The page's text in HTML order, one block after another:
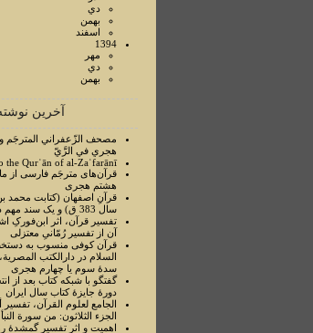
دي
بهمن
اسفند
1394
مهر
دي
بهمن
آخرین
هجري في الرَّيّ
the Qurʾān of al-Zaʿfarānī
قرآن‌های مترجَم فارسی از
هشتم هجری
قرآنِ اصفهان (کتابت محمد
سال 383 ق) و یک سند مهم در پایان آن
تفسیر قرآن، اثر ابن‌فورکِ
آن از تفسیر رُمّانیِ معتزلی
قرآن کوفی منسوب به
السلام در دارالکتب
سدۀ سوم یا چهارم هجری
گفتگو با شبکه کتاب بعد از
دورۀ جایزۀ کتاب سال ایران
الجامع لعلوم القرآن،
الجزء الثلاثون: من سورة